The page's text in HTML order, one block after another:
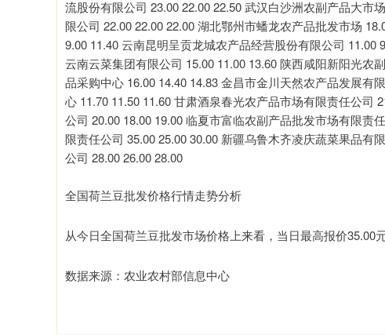
流股份有限公司 23.00 22.00 22.50 武汉白沙洲农副产品大市
限公司 22.00 22.00 22.00 湖北鄂州市蟠龙农产品批发市场
9.00 11.40 云南昆明呈贡龙城农产品经营股份有限公司 11.00
云南云菜集团有限公司 15.00 11.00 13.60 陕西咸阳新阳光农
品采购中心 16.00 14.40 14.83 金昌市金川天然农产品发展有
心 11.70 11.50 11.60 甘肃酒泉春光农产品市场有限责任公司
公司 20.00 18.00 19.00 临夏市富临农副产品批发市场有限责
限责任公司 35.00 25.00 30.00 新疆乌鲁木齐凌庆蔬菜果品有
公司 28.00 26.00 28.00
全国荷兰豆批发价格行情走势分析
从今日全国荷兰豆批发市场价格上来看，当日最高报价35.00
数据来源：农业农村部信息中心